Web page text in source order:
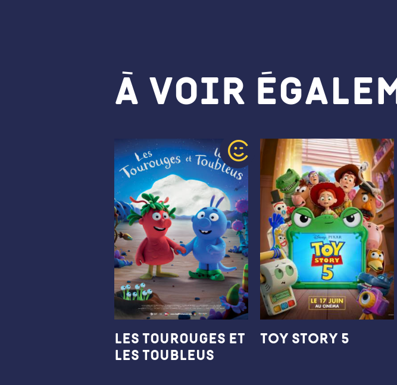
À voir
Les Tourouges et
les Toubleus
TOY STORY 5